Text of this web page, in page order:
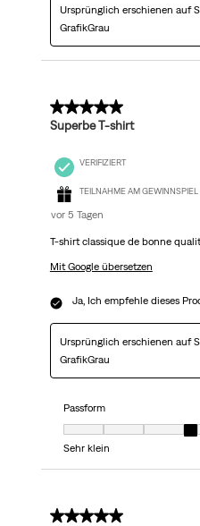
Ursprünglich erschienen auf
GrafikGrau
5 von 5 Sternen.
Superbe T-shirt
VERIFIZIERT
TEILNAHME AM GEWINNSPIEL
vor 5 Tagen
T-shirt classique de bonne
Mit Google übersetzen
Ja, Ich empfehle dieses
Ursprünglich erschienen auf
GrafikGrau
Passform
Passform, 4 von 7, wo 1
Sehr klein
5 von 5 Sternen.